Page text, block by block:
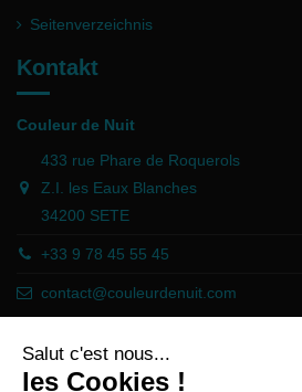
Seitenverzeichnis
Kontakt
Couleur de Nuit
433 rue Phare de Roquerols
Z.I. les Eaux Blanches
34200 SETE
+33 9 78 45 55 45
contact@couleurdenuit.com
Händler zugelassen von Gesellschaft für
Klicken Sie hier